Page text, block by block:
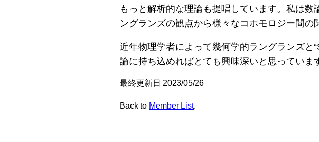
もっと解析的な理論も提唱しています。私は
ングランズの観点から様々なコホモロジー間の
近年物理学者によって幾何学的ラングランズと
論に持ち込めればとても興味深いと思っていま
最終更新日 2023/05/26
Back to Member List.